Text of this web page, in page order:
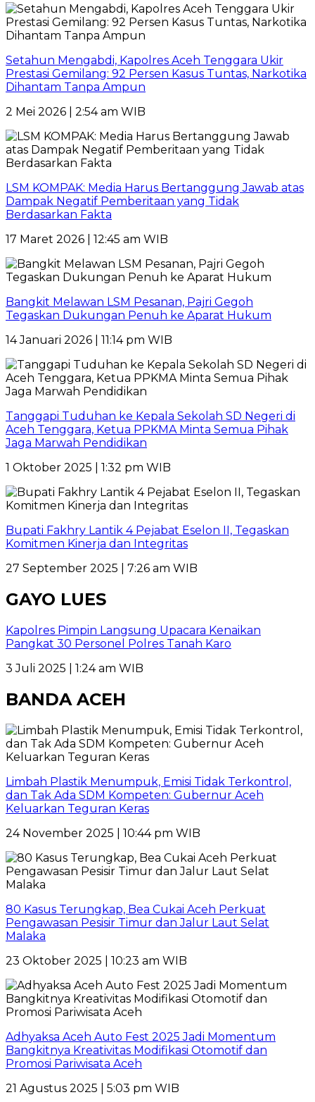
Setahun Mengabdi, Kapolres Aceh Tenggara Ukir
Prestasi Gemilang: 92 Persen Kasus Tuntas, Narkotika
Dihantam Tanpa Ampun
2 Mei 2026 | 2:54 am WIB
LSM KOMPAK: Media Harus Bertanggung Jawab atas
Dampak Negatif Pemberitaan yang Tidak
Berdasarkan Fakta
17 Maret 2026 | 12:45 am WIB
Bangkit Melawan LSM Pesanan, Pajri Gegoh
Tegaskan Dukungan Penuh ke Aparat Hukum
14 Januari 2026 | 11:14 pm WIB
Tanggapi Tuduhan ke Kepala Sekolah SD Negeri di
Aceh Tenggara, Ketua PPKMA Minta Semua Pihak
Jaga Marwah Pendidikan
1 Oktober 2025 | 1:32 pm WIB
Bupati Fakhry Lantik 4 Pejabat Eselon II, Tegaskan
Komitmen Kinerja dan Integritas
27 September 2025 | 7:26 am WIB
GAYO LUES
Kapolres Pimpin Langsung Upacara Kenaikan
Pangkat 30 Personel Polres Tanah Karo
3 Juli 2025 | 1:24 am WIB
BANDA ACEH
Limbah Plastik Menumpuk, Emisi Tidak Terkontrol,
dan Tak Ada SDM Kompeten: Gubernur Aceh
Keluarkan Teguran Keras
24 November 2025 | 10:44 pm WIB
80 Kasus Terungkap, Bea Cukai Aceh Perkuat
Pengawasan Pesisir Timur dan Jalur Laut Selat
Malaka
23 Oktober 2025 | 10:23 am WIB
Adhyaksa Aceh Auto Fest 2025 Jadi Momentum
Bangkitnya Kreativitas Modifikasi Otomotif dan
Promosi Pariwisata Aceh
21 Agustus 2025 | 5:03 pm WIB